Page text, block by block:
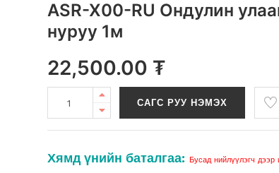
ASR-X00-RU Ондулин
нуруу 1м
22,500.00 ₮
САГС РУУ НЭМЭХ
Хямд үнийн баталгаа: Бусад нийлүүлэгч дээр